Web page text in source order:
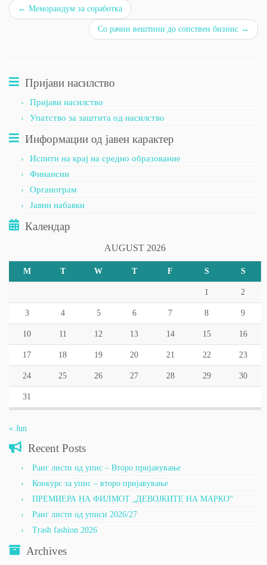
← Меморандум за соработка
Со рачни вештини до сопствен бизнис →
Пријави насилство
Пријави насилство
Упатство за заштита од насилство
Информации од јавен карактер
Испити на крај на средно образование
Финансии
Органограм
Јавни набавки
Календар
AUGUST 2026
M T W T F S S
1 2
3 4 5 6 7 8 9
10 11 12 13 14 15 16
17 18 19 20 21 22 23
24 25 26 27 28 29 30
31
« Jun
Recent Posts
Ранг листи од упис – Второ пријавување
Конкурс за упис – второ пријавување
ПРЕМИЕРА НА ФИЛМОТ „ДЕВОЈКИТЕ НА МАРКО“
Ранг листи од уписи 2026/27
Trash fashion 2026
Archives